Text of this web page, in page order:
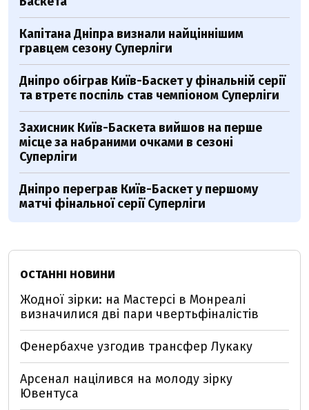
Капітана Дніпра визнали найціннішим
гравцем сезону Суперліги
Дніпро обіграв Київ-Баскет у фінальній серії
та втретє поспіль став чемпіоном Суперліги
Захисник Київ-Баскета вийшов на перше
місце за набраними очками в сезоні
Суперліги
Дніпро переграв Київ-Баскет у першому
матчі фінальної серії Суперліги
ОСТАННІ НОВИНИ
Жодної зірки: на Мастерсі в Монреалі
визначилися дві пари чвертьфіналістів
Фенербахче узгодив трансфер Лукаку
Арсенал націлився на молоду зірку
Ювентуса